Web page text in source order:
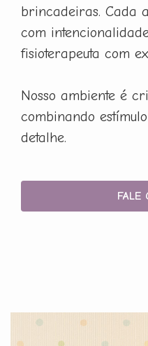
brincadeiras. Cada
com
fisioterapeuta com
Nosso ambiente é
combinando
detalhe.
FALE